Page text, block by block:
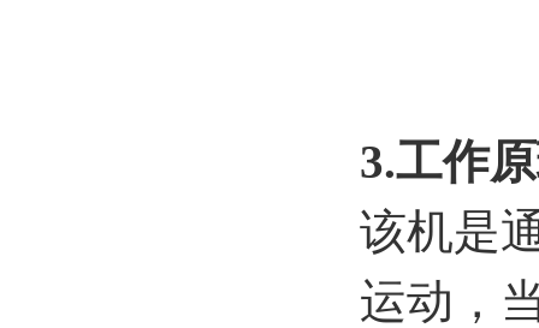
3.工作
该机是
运动，